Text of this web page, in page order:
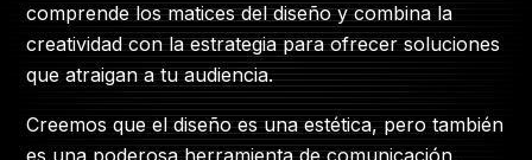
comprende los matices del diseño y combina la
creatividad con la estrategia para ofrecer soluciones
que atraigan a tu audiencia.
Creemos que el diseño es una estética, pero también